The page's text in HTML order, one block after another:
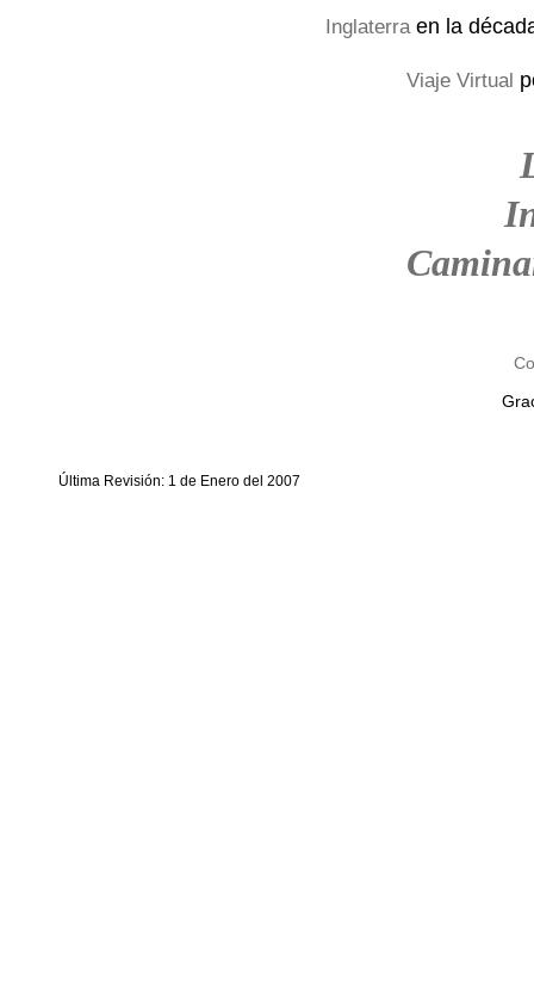
Inglaterraen la
Viaje Virtual
Última Revisión: 1 de Enero del 2007